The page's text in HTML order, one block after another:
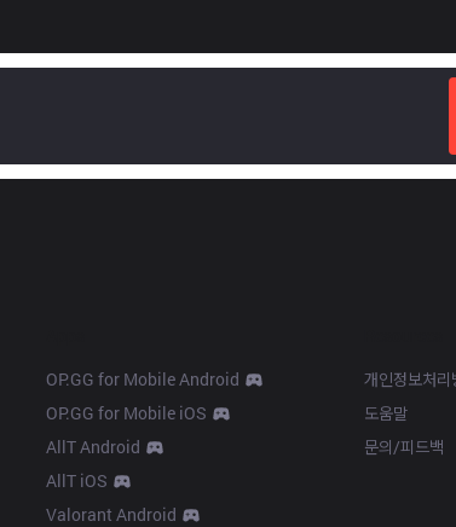
OP.GG for Mobile Android
OP.GG for Mobile iOS
AllT Android
AllT iOS
Valorant Android
개인정보처리
도움말
문의/피드백